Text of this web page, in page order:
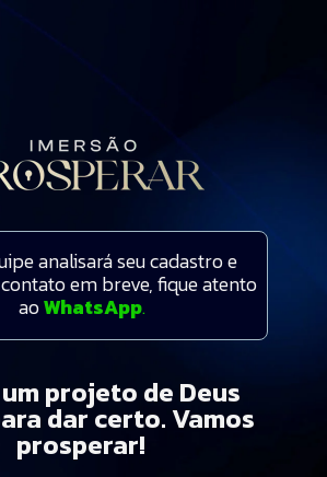
analisará seu cadastro e
em breve, fique atento
ao WhatsApp.
projeto de Deus
dar certo. Vamos
prosperar!